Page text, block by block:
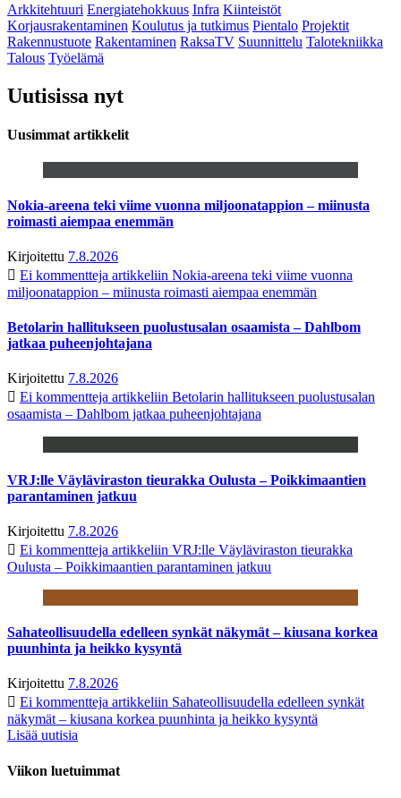
Arkkitehtuuri Energiatehokkuus Infra Kiinteistöt
Korjausrakentaminen Koulutus ja tutkimus Pientalo Projektit
Rakennustuote Rakentaminen RaksaTV Suunnittelu Talotekniikka
Talous Työelämä
Uutisissa nyt
Uusimmat artikkelit
Nokia-areena teki viime vuonna miljoonatappion – miinusta
roimasti aiempaa enemmän
Kirjoitettu 7.8.2026
Ei kommentteja artikkeliin Nokia-areena teki viime vuonna
miljoonatappion – miinusta roimasti aiempaa enemmän
Betolarin hallitukseen puolustusalan osaamista – Dahlbom
jatkaa puheenjohtajana
Kirjoitettu 7.8.2026
Ei kommentteja artikkeliin Betolarin hallitukseen puolustusalan
osaamista – Dahlbom jatkaa puheenjohtajana
VRJ:lle Väyläviraston tieurakka Oulusta – Poikkimaantien
parantaminen jatkuu
Kirjoitettu 7.8.2026
Ei kommentteja artikkeliin VRJ:lle Väyläviraston tieurakka
Oulusta – Poikkimaantien parantaminen jatkuu
Sahateollisuudella edelleen synkät näkymät – kiusana korkea
puunhinta ja heikko kysyntä
Kirjoitettu 7.8.2026
Ei kommentteja artikkeliin Sahateollisuudella edelleen synkät
näkymät – kiusana korkea puunhinta ja heikko kysyntä
Lisää uutisia
Viikon luetuimmat